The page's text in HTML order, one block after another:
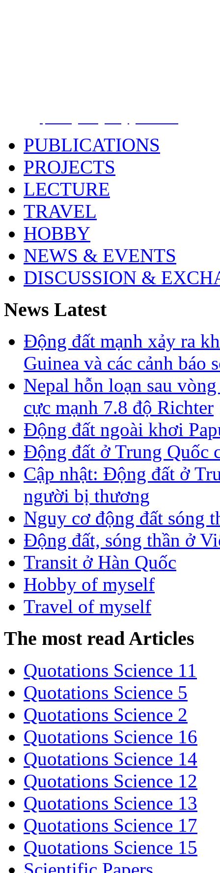
PUBLICATIONS
PROJECTS
LECTURE
TRAVEL
HOBBY
NEWS & EVENTS
DISCUSSION &
News Latest
Động đất mạnh xảy ra
Guinea và các cảnh báo
Nepal hỗn loạn sau
cực mạnh 7.8 độ Richter
Động đất ngoài khơi
Động đất ở Trung Quốc
Cập nhật: Động đất ở
người bị thương
Nguy cơ động đất sóng
Động đất, sóng thần ở
Transit ở Hàn Quốc
Hobby of myself
Travel of myself
The most read Articles
Quotations Science 11
Quotations Science 5
Quotations Science 2
Quotations Science 16
Quotations Science 14
Quotations Science 12
Quotations Science 13
Quotations Science 17
Quotations Science 15